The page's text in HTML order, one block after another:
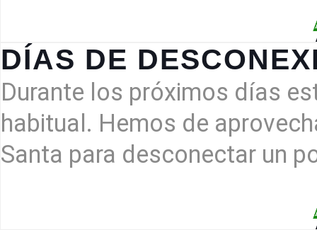
DÍAS DE
Durante los próximos días
habitual. Hemos de
Santa para desconectar un